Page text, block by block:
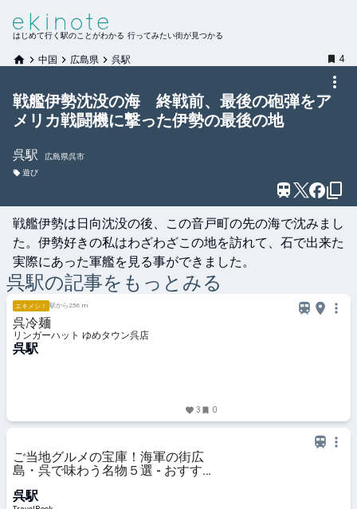
はじめて行く駅のことがわかる 行ってみたい街が見つかる
中国 広島県 呉駅 4
戦艦伊勢沈没の海 終戦前、最後の砲弾をア
メリカ戦闘機に撃った伊勢の最後の地
呉駅
広島県呉市
遊び
戦艦伊勢は日向沈没の後、この音戸町の先の海で沈みまし
た。伊勢好きの私はわざわざこの地を訪れて、石で出来た
実際にあった軍艦を見る事ができました。
呉駅の記事をもっとみる
エキメシ！ 駅から256 m
呉冷麺
リンガーハット ゆめタウン呉店
呉駅
3 0
ご当地グルメの宝庫！海軍の街広
島・呉で味わう名物５選 - おすすめ
(TravelBook)
呉駅